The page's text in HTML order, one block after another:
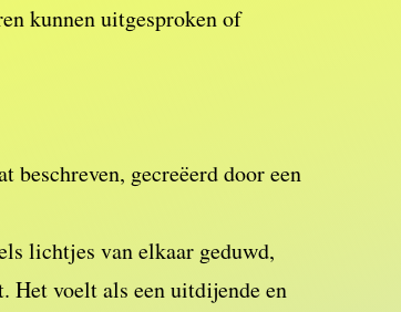
kunnen uitgesproken of
beschreven, gecreëerd door een
lichtjes van elkaar geduwd,
Het voelt als een uitdijende en